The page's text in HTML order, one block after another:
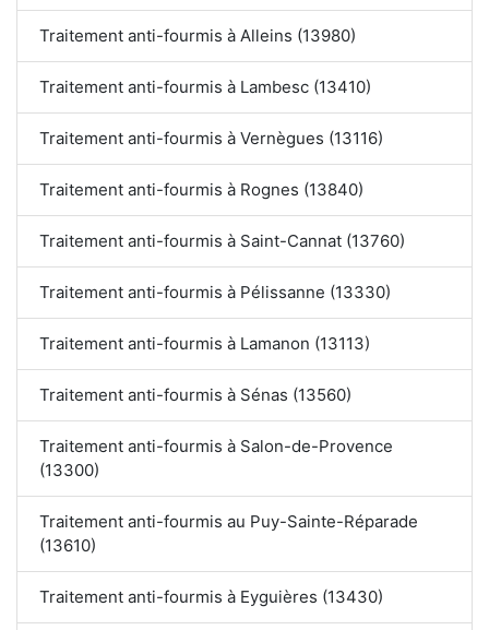
Traitement anti-fourmis à Alleins (13980)
Traitement anti-fourmis à Lambesc (13410)
Traitement anti-fourmis à Vernègues (13116)
Traitement anti-fourmis à Rognes (13840)
Traitement anti-fourmis à Saint-Cannat (13760)
Traitement anti-fourmis à Pélissanne (13330)
Traitement anti-fourmis à Lamanon (13113)
Traitement anti-fourmis à Sénas (13560)
Traitement anti-fourmis à Salon-de-Provence
(13300)
Traitement anti-fourmis au Puy-Sainte-Réparade
(13610)
Traitement anti-fourmis à Eyguières (13430)